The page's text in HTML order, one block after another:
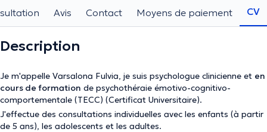
Avis Contact Moyens de paiement CV
Description
Je m'appelle Varsalona Fulvia, je suis psychologue clinicienne et en
cours de formation de psychothéraie émotivo-cognitivo-
comportementale (TECC) (Certificat Universitaire).
J'effectue des consultations individuelles avec les enfants (à partir
de 5 ans), les adolescents et les adultes.